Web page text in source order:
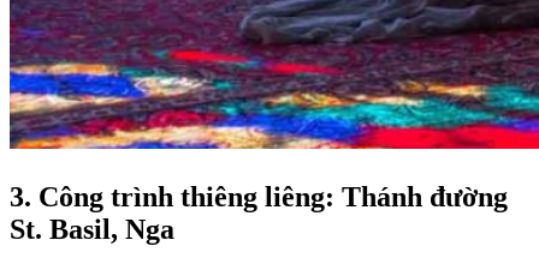
3. Công trình thiêng liêng: Thánh đường
St. Basil, Nga